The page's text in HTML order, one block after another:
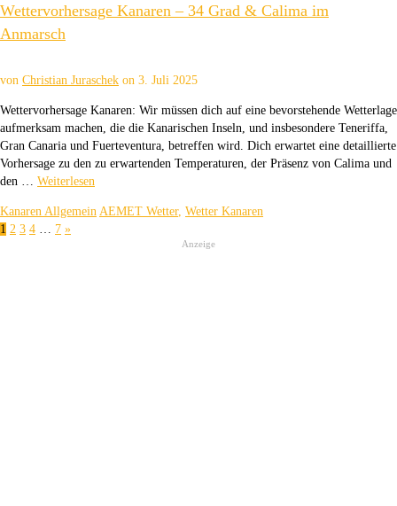
Wettervorhersage Kanaren – 34 Grad & Calima im
Anmarsch
von Christian Juraschek on 3. Juli 2025
Wettervorhersage Kanaren: Wir müssen dich auf eine bevorstehende Wetterlage
aufmerksam machen, die die Kanarischen Inseln, und insbesondere Teneriffa,
Gran Canaria und Fuerteventura, betreffen wird. Dich erwartet eine detaillierte
Vorhersage zu den zu erwartenden Temperaturen, der Präsenz von Calima und
den … Weiterlesen
Kanaren Allgemein AEMET Wetter, Wetter Kanaren
1 2 3 4 7 »
Anzeige